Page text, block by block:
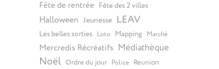
Fête de rentrée Fête des 2 villes
Halloween Jeunesse LEAV
Les belles sorties Loto Mapping Marché
Mercredis Récréatifs Médiathèque
Noël Ordre du jour Police Reunion